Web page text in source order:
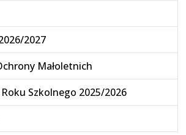
2027
Małoletnich
Szkolnego 2025/2026